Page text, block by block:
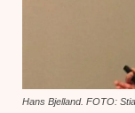
Hans Bjelland. FOTO: